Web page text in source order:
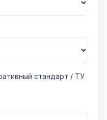
стандарт / ТУ